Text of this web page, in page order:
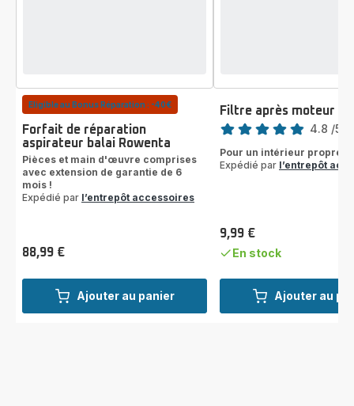
Ajouter au panier
Eligible au Bonus Réparation : -40€
Forfait de réparation
aspirateur balai Rowenta
Pièces et main d'œuvre comprises
avec extension de garantie de 6
mois !
Expédié par l’entrepôt accessoires
Prix
88,99 €
Ajouter au
Filtre après moteur
Note
4.8 /5
Pour un intérieur propre
Expédié par l’entrepôt
Prix
9,99 €
En stock